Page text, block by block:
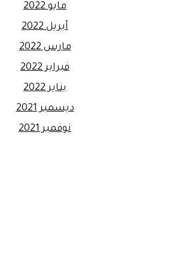
مايو 2022
أبريل 2022
مارس 2022
فبراير 2022
يناير 2022
ديسمبر 2021
نوفمبر 2021